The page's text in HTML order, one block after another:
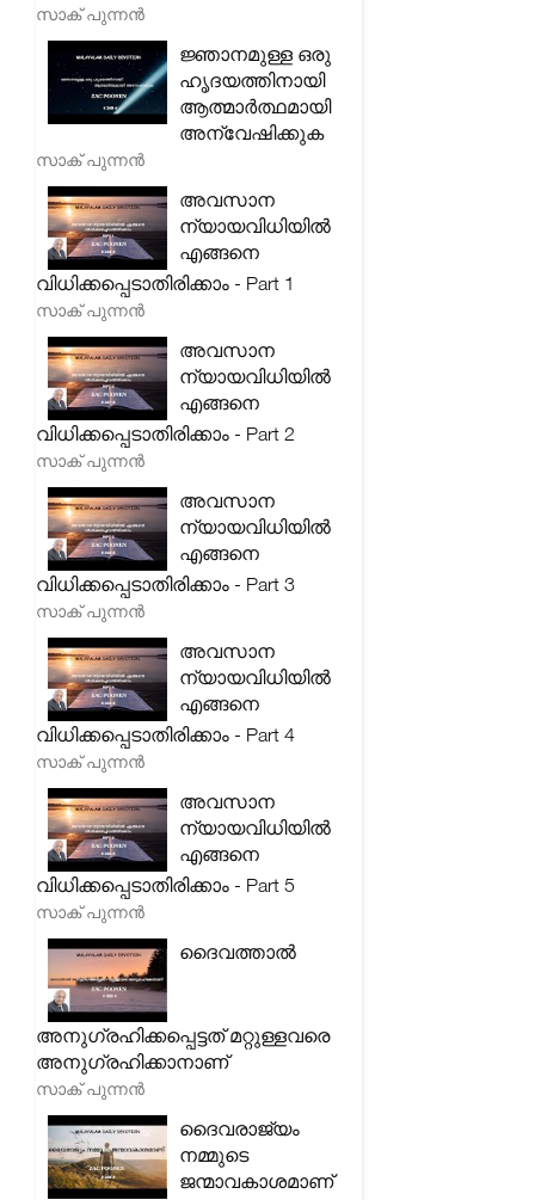
സാക് പുന്നൻ
ജ്ഞാനമുള്ള ഒരു
ഹൃദയത്തിനായി
ആത്മാർത്ഥമായി
അന്വേഷിക്കുക
സാക് പുന്നൻ
അവസാന
ന്യായവിധിയിൽ
എങ്ങനെ
വിധിക്കപ്പെടാതിരിക്കാം - Part 1
സാക് പുന്നൻ
അവസാന
ന്യായവിധിയിൽ
എങ്ങനെ
വിധിക്കപ്പെടാതിരിക്കാം - Part 2
സാക് പുന്നൻ
അവസാന
ന്യായവിധിയിൽ
എങ്ങനെ
വിധിക്കപ്പെടാതിരിക്കാം - Part 3
സാക് പുന്നൻ
അവസാന
ന്യായവിധിയിൽ
എങ്ങനെ
വിധിക്കപ്പെടാതിരിക്കാം - Part 4
സാക് പുന്നൻ
അവസാന
ന്യായവിധിയിൽ
എങ്ങനെ
വിധിക്കപ്പെടാതിരിക്കാം - Part 5
സാക് പുന്നൻ
ദൈവത്താൽ
അനുഗ്രഹിക്കപ്പെട്ടത് മറ്റുള്ളവരെ
അനുഗ്രഹിക്കാനാണ്
സാക് പുന്നൻ
ദൈവരാജ്യം
നമ്മുടെ
ജന്മാവകാശമാണ്